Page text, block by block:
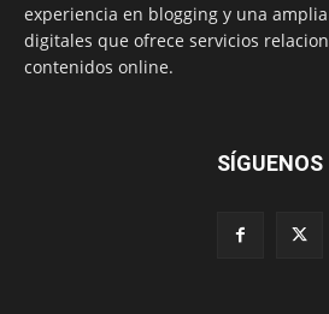
experiencia en blogging y una
digitales que ofrece servicios
contenidos online.
SÍGUENOS